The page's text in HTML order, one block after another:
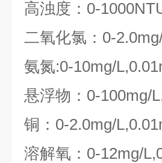
高浊度：0-
二氧化氯：0-
氨氮:0-10mg/
悬浮物：0-100mg/
铜：0-2.0mg/
溶解氧：0-12mg/